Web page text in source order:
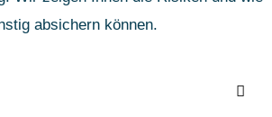
absichern können.